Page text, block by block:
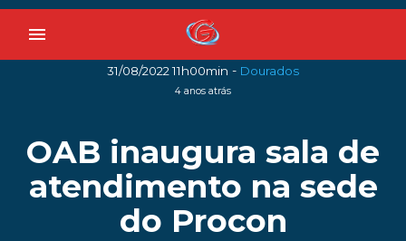
menu
31/08/2022 11h00min - Dourados
4 anos atrás
OAB inaugura sala de
atendimento na sede
do Procon